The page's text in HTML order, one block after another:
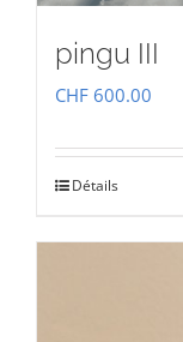
pingu III
CHF 600.00
Détails